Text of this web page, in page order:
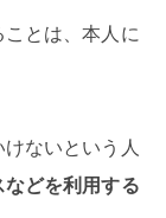
とは、本人に
ないという人
どを利用する